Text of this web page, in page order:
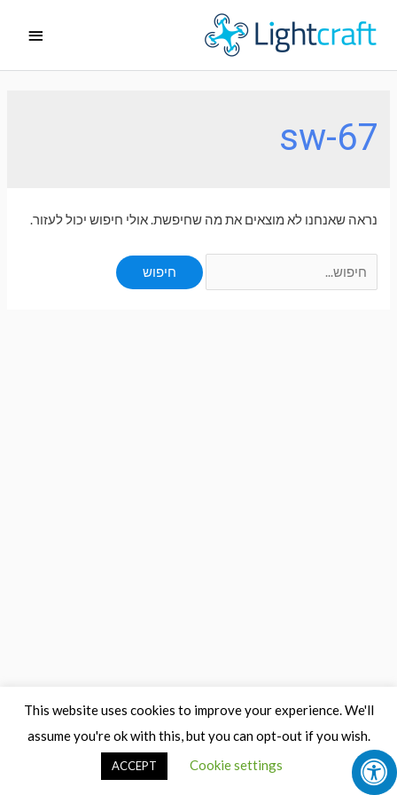
לתוכן
ראשי
sw-67
נראה שאנחנו לא מוצאים את מה שחיפשת. אולי חיפוש יכול לעזור.
for:
This website uses cookies to improve your experience. We'll
assume you're ok with this, but you can opt-out if you wish.
Cookie settings
ACCEPT